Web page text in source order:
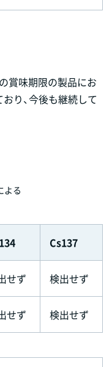
賞味期限の製品にお
り、今後も継続して
よる
Cs137
せず 検出せず
せず 検出せず